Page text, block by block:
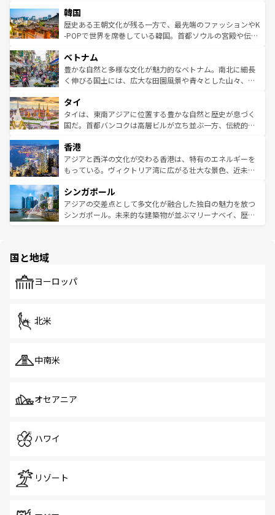
ワイを、存分に味わってほしい。 なお、新着のハワイ情報
はコンテンツ一覧を参照してほしい。
いる。アクティビティも充実しており、サーフィンやダイ
ビング、ハイキングなど、アウトドア好きにはたまらな
い。オーストラリアの多彩な魅力を存分に味わいつくそ
参照してほしい。
ン）、静ひつな山岳地帯である台湾東部など、都市の喧騒
と山間の静けさが共存しており、訪れる人に新しい発見と
驚きをもたらしてくれる。また、奥深い台湾の食文化も魅
容にもいいと評判のスイーツなど、バラエティ豊かな料理
が味わえる。 なお、新着の台湾情報は コンテンツ一覧を参
照してほしい。
韓国
歴史ある王朝文化が残る一方で、最先端のファッションやK
-POPで世界を席巻している韓国。首都ソウルの宮殿や伝統
き、地方に足を延ばせば四季折々の自然美を楽しむことが
できる。そして、キムチや焼肉、絶品のストリートフード
まで、さまざまな韓国料理が待っている。夜には、韓国な
リティに包まれながら、韓国の多彩な魅力を心ゆくまで味
わってみてほしい。 なお、新着の韓国情報はコンテンツ一
覧を参照してほしい。
ベトナム
豊かな自然と多様な文化が魅力的なベトナム。南北に細長
く伸びる国土には、広大な田園風景や青々とした山々、世
急速な発展と共に伝統が息づく。ハノイの古い町並みやホ
ーチミン市のフランス統治時代の建物も、独特の雰囲気を
醸し出している。また、バラエティの豊かさとおいしさで
とつ。フォーやバインミー、ベトナムコーヒーなどは、ぜ
ひ現地で味わいたい。どの地域を訪れてもあたたかい人々
が旅行者を迎えてくれるので、きっと忘れられない旅にな
参照してほしい。
タイ
タイは、東南アジアに位置する豊かな自然と歴史が息づく
国だ。首都バンコクは高層ビルが立ち並ぶ一方、伝統的な
の活気が交差している。北部ではチェンマイなどの山岳地
帯で自然と触れ合い、南部ではプーケットやクラビの美し
いビーチでリゾート気分を楽しむことができる。タイ料理
激する。気候は一年中温暖で、どの季節にも異なる楽しみ
が待っている。親しみやすいタイの人々、仏教を中心とし
た文化、そして多様な観光資源が、訪れる旅人を魅了し続
香港
アジアと西洋の文化が交わる香港は、特有のエネルギーを
もっている。ヴィクトリア湾に広がる壮大な景色、近未来
み、どこを訪れても感動するはず。観光スポットが密集し
ており、効率よく見どころを回れるのも魅力。息をのむよ
うな絶景から文化的な体験まで、香港を存分に楽しみ尽く
シンガポール
アジアの交差点として多文化が融合した独自の魅力を放つ
シンガポール。未来的な建築物が並ぶマリーナベイ、歴史
で、ホーカーズは地元の風情を楽しめる外せないスポット
国と地域
ヨーロッパ
北米
中南米
オセアニア
ハワイ
リゾート